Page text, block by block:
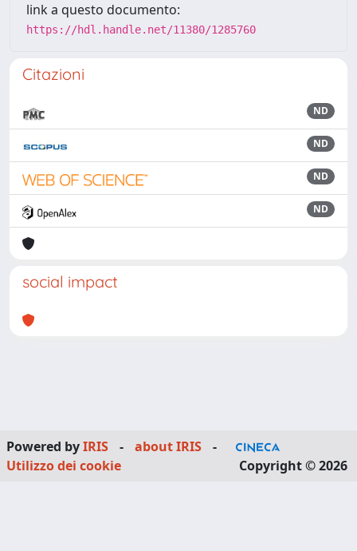
link a questo documento:
https://hdl.handle.net/11380/1285760
Citazioni
ND
ND
ND
ND
social impact
Powered byIRIS - about IRIS
-
Utilizzo dei cookie
Copyright © 2026